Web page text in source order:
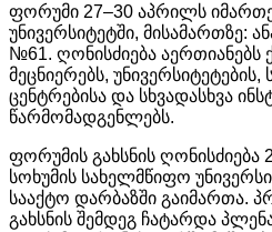
ფორუმი 27–30 აპრილს
უნივერსიტეტში, მისამართზე:
№61. ღონისძიება
მეცნიერებს,
ცენტრებისა და სხვადასხვა
წარმომადგენლებს.
ფორუმის გახსნის ღონისძიება
სოხუმის სახელმწიფო
სააქტო დარბაზში გაიმართა.
გახსნის შემდეგ ჩატარდა